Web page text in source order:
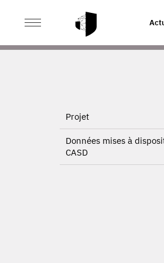
ACCUEIL PUBLICATIONS
Projet
Données mises à
CASD